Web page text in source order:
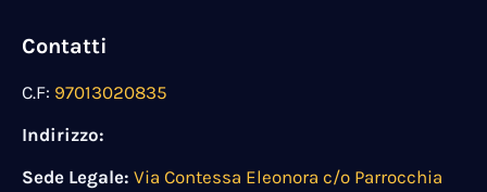
Contatti
C.F: 97013020835
Indirizzo:
Sede Legale: Via Contessa Eleonora c/o Parrocchia